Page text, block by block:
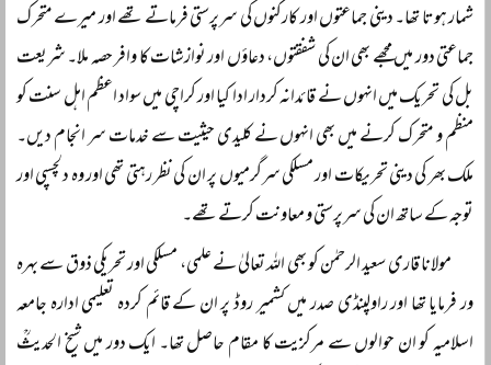
شمار ہوتا تھا۔ دینی جماعتوں اور کارکنوں کی سرپرستی فرماتے تھے اور میرے متحرک
جماعتی دور میں مجھے بھی ان کی شفقتوں، دعاؤں اور نوازشات کا وافر حصہ ملا۔ شریعت
بل کی تحریک میں انہوں نے قائدانہ کردار ادا کیا اور کراچی میں سواد اعظم اہل سنت کو
منظم و متحرک کرنے میں بھی انہوں نے کلیدی حیثیت سے خدمات سر انجام دیں۔
ملک بھر کی دینی تحریکات اور مسلکی سرگرمیوں پر ان کی نظر رہتی تھی اور وہ دلچسپی اور
توجہ کے ساتھ ان کی سرپرستی و معاونت کرتے تھے۔
مولانا قاری سعید الرحمٰن کو بھی اللہ تعالیٰ نے علمی، مسلکی اور تحریکی ذوق سے بہرہ
ور فرمایا تھا اور راولپنڈی صدر میں کشمیر روڈ پر ان کے قائم کردہ تعلیمی ادارہ جامعہ
اسلامیہ کو ان حوالوں سے مرکزیت کا مقام حاصل تھا۔ ایک دور میں شیخ الحدیثؒ